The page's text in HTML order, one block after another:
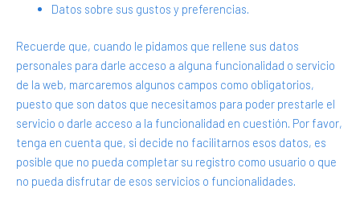
Datos sobre sus gustos y preferencias.
Recuerde que, cuando le pidamos que rellene sus datos
personales para darle acceso a alguna funcionalidad o servicio
de la web, marcaremos algunos campos como obligatorios,
puesto que son datos que necesitamos para poder prestarle el
servicio o darle acceso a la funcionalidad en cuestión. Por favor,
tenga en cuenta que, si decide no facilitarnos esos datos, es
posible que no pueda completar su registro como usuario o que
no pueda disfrutar de esos servicios o funcionalidades.